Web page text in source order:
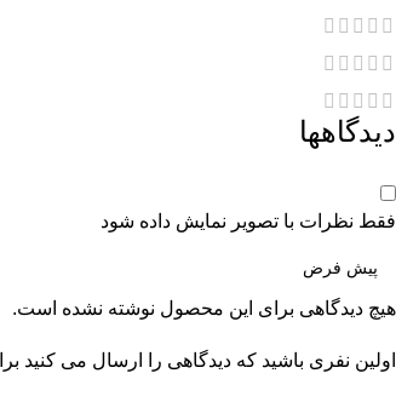
دیدگاهها
فقط نظرات با تصویر نمایش داده شود
هیچ دیدگاهی برای این محصول نوشته نشده است.
اولین نفری باشید که دیدگاهی را ارسال می کنید